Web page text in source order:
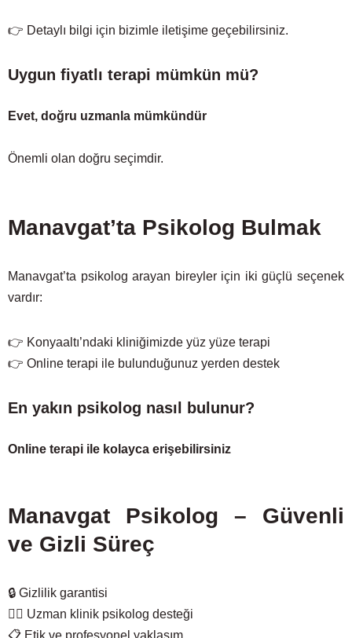
👉 Detaylı bilgi için bizimle iletişime geçebilirsiniz.
Uygun fiyatlı terapi mümkün mü?
Evet, doğru uzmanla mümkündür
Önemli olan doğru seçimdir.
Manavgat’ta Psikolog Bulmak
Manavgat’ta psikolog arayan bireyler için iki güçlü seçenek
vardır:
👉 Konyaaltı’ndaki kliniğimizde yüz yüze terapi
👉 Online terapi ile bulunduğunuz yerden destek
En yakın psikolog nasıl bulunur?
Online terapi ile kolayca erişebilirsiniz
Manavgat Psikolog – Güvenli
ve Gizli Süreç
🔒 Gizlilik garantisi
🧑‍⚕️ Uzman klinik psikolog desteği
📋 Etik ve profesyonel yaklaşım